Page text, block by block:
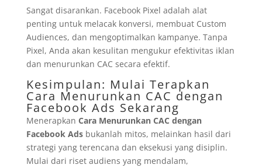
Sangat disarankan. Facebook Pixel adalah alat
penting untuk melacak konversi, membuat Custom
Audiences, dan mengoptimalkan kampanye. Tanpa
Pixel, Anda akan kesulitan mengukur efektivitas iklan
dan menurunkan CAC secara efektif.
Kesimpulan: Mulai Terapkan
Cara Menurunkan CAC dengan
Facebook Ads Sekarang
Menerapkan Cara Menurunkan CAC dengan
Facebook Adsbukanlah mitos, melainkan hasil dari
strategi yang terencana dan eksekusi yang disiplin.
Mulai dari riset audiens yang mendalam,